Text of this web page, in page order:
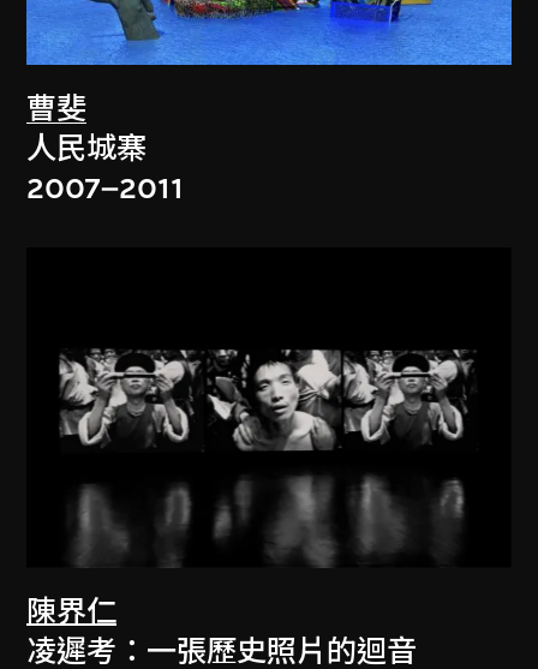
曹斐
人民城寨
2007–2011
陳界仁
凌遲考：一張歷史照片的迴音